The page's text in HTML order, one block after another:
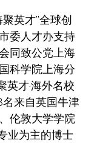
英才”全球创
委人才办支持
同致公党上海
科学院上海分
英才·海外名校
来自英国牛津
伦敦大学学院
业为主的博士